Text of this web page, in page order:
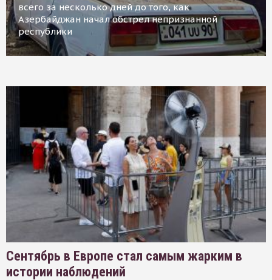
всего за несколько дней до того, как
Азербайджан начал обстрел непризнанной
республики
Сентябрь в Европе стал самым жарким в
истории наблюдений